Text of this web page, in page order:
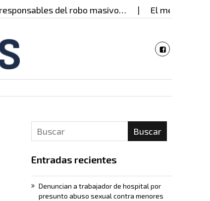
del robo masivo… El mensaje del
Buscar
Entradas recientes
Denuncian a trabajador de hospital por
presunto abuso sexual contra menores